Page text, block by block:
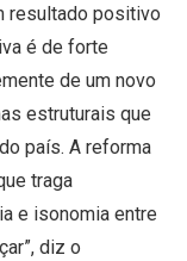
resultado positivo
é de forte
de um novo
estruturais que
país. A reforma
traga
e isonomia entre
diz o